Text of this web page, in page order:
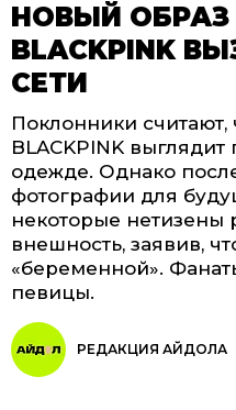
НОВЫЙ
BLACKPINK
СЕТИ
Поклонники
BLACKPINK
одежде. Однако
фотографии для
некоторые нетизены
внешность, заявив,
«беременной».
певицы.
РЕДАКЦИЯ АЙДОЛА